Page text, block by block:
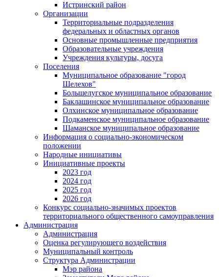
Истринский район
Организации
Территориальные подразделения
федеральных и областных органов
Основные промышленные предприятия
Образовательные учреждения
Учреждения культуры, досуга
Поселения
Муниципальное образование "город
Шелехов"
Большелугское муниципальное образование
Баклашинское муниципальное образование
Олхинское муниципальное образование
Подкаменское муниципальное образование
Шаманское муниципальное образование
Информация о социально-экономическом
положении
Народные инициативы
Инициативные проекты
2023 год
2024 год
2025 год
2026 год
Конкурс социально-значимых проектов
территориального общественного самоуправления
Администрация
Администрация
Оценка регулирующего воздействия
Муниципальный контроль
Структура Администрации
Мэр района